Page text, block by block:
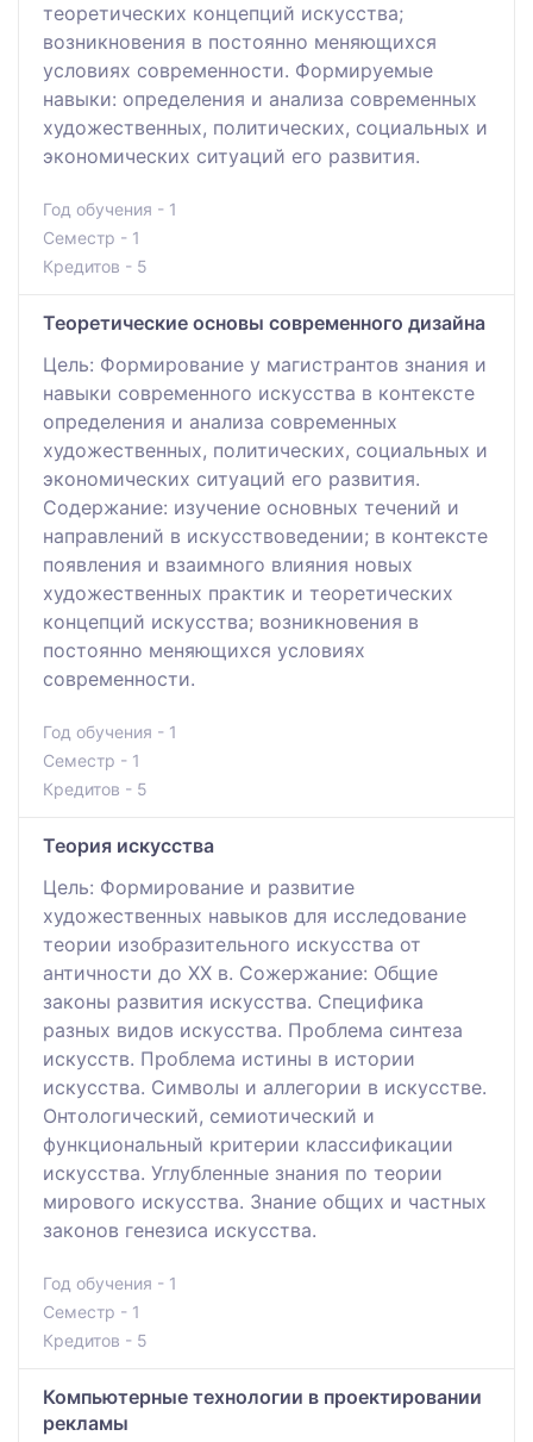
теоретических концепций искусства;
возникновения в постоянно меняющихся
условиях современности. Формируемые
навыки: определения и анализа современных
художественных, политических, социальных и
экономических ситуаций его развития.
Год обучения - 1
Семестр - 1
Кредитов - 5
Теоретические основы современного дизайна
Цель: Формирование у магистрантов знания и
навыки современного искусства в контексте
определения и анализа современных
художественных, политических, социальных и
экономических ситуаций его развития.
Содержание: изучение основных течений и
направлений в искусствоведении; в контексте
появления и взаимного влияния новых
художественных практик и теоретических
концепций искусства; возникновения в
постоянно меняющихся условиях
современности.
Год обучения - 1
Семестр - 1
Кредитов - 5
Теория искусства
Цель: Формирование и развитие
художественных навыков для исследование
теории изобразительного искусства от
античности до XX в. Сожержание: Общие
законы развития искусства. Специфика
разных видов искусства. Проблема синтеза
искусств. Проблема истины в истории
искусства. Символы и аллегории в искусстве.
Онтологический, семиотический и
функциональный критерии классификации
искусства. Углубленные знания по теории
мирового искусства. Знание общих и частных
законов генезиса искусства.
Год обучения - 1
Семестр - 1
Кредитов - 5
Компьютерные технологии в проектировании
рекламы